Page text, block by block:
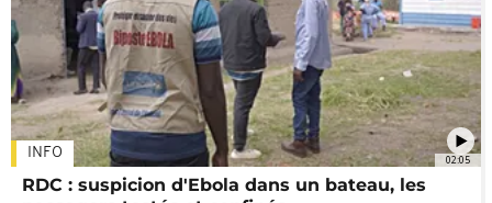
02:05
INFO
RDC : suspicion d'Ebola dans un bateau, les